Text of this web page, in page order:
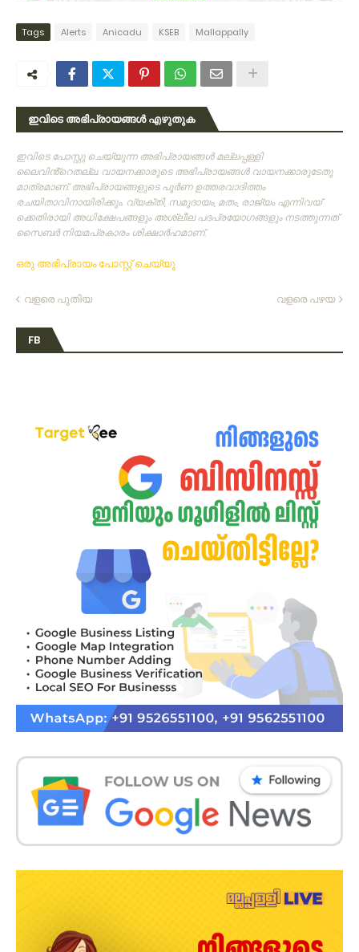
Tags Alerts Anicadu KSEB Mallappally
ഇവിടെ അഭിപ്രായങ്ങൾ എഴുതുക
ഇവിടെ പോസ്റ്റു ചെയ്യുന്ന അഭിപ്രായങ്ങള്‍ മല്ലപ്പള്ളി
ലൈവിൻ്റെതല്ല. വായനക്കാരുടെ അഭിപ്രായങ്ങള്‍ വായനക്കാരുടേതു
മാത്രമാണ്‌. അഭിപ്രായങ്ങളുടെ പൂര്‍ണ ഉത്തരവാദിത്തം
രചയിതാവിനായിരിക്കും. വ്യക്തി, സമുദായം, മതം, രാജ്യം എന്നിവയ്
ക്കെതിരായി അധിക്ഷേപങ്ങളും അശ്ലീല പദപ്രയോഗങ്ങളും നടത്തുന്നത്‌
സൈബര്‍ നിയമപ്രകാരം ശിക്ഷാര്‍ഹമാണ്‌.
ഒരു അഭിപ്രായം പോസ്റ്റ് ചെയ്യൂ
വളരെ പുതിയ വളരെ പഴയ
FB